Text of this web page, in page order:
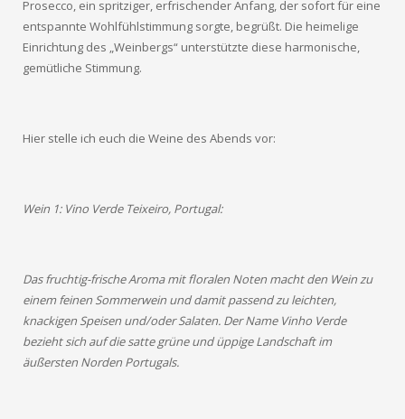
Aktuelles
BLLV im Blickpunkt
Pensionisten
Prosecco, ein spritziger, erfrischender Anfang, der sofort für eine
entspannte Wohlfühlstimmung sorgte, begrüßt. Die heimelige
Einrichtung des „Weinbergs“ unterstützte diese harmonische,
gemütliche Stimmung.
Hier stelle ich euch die Weine des Abends vor:
Wein 1: Vino Verde Teixeiro, Portugal:
Das fruchtig-frische Aroma mit floralen Noten macht den Wein zu
einem feinen Sommerwein und damit passend zu leichten,
knackigen Speisen und/oder Salaten. Der Name Vinho Verde
bezieht sich auf die satte grüne und üppige Landschaft im
äußersten Norden Portugals.